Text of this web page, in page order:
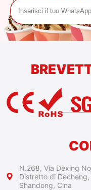
N.268, Via Dexing
Distretto di
Shandong, Cina